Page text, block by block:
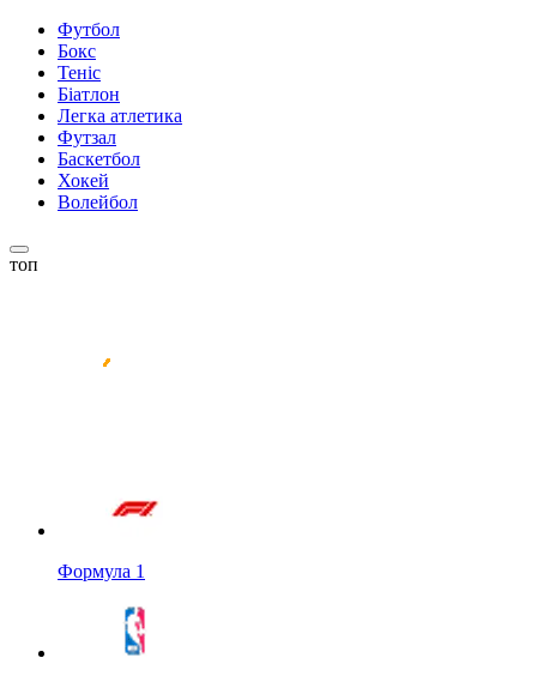
Футбол
Бокс
Теніс
Біатлон
Легка атлетика
Футзал
Баскетбол
Хокей
Волейбол
топ
Формула 1